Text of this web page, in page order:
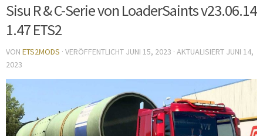
Sisu R & C-Serie von LoaderSaints v23.06.14
1.47 ETS2
VON ETS2MODS · VERÖFFENTLICHT JUNI 15, 2023 · AKTUALISIERT JUNI 14,
2023